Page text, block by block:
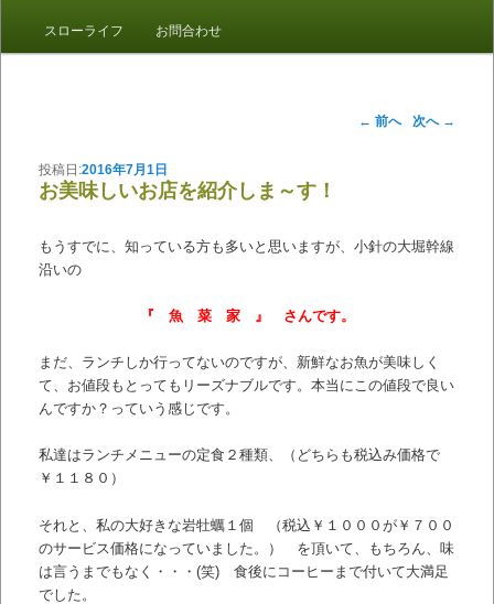
スローライフ お問合わせ
← 前へ 次へ →
お美味しいお店を紹介しま～す！
投稿日:2016年7月1日
もうすでに、知っている方も多いと思いますが、小針の大堀幹線
沿いの
『 魚 菜 家 』 さんです。
まだ、ランチしか行ってないのですが、新鮮なお魚が美味しく
て、お値段もとってもリーズナブルです。本当にこの値段で良い
んですか？っていう感じです。
私達はランチメニューの定食２種類、（どちらも税込み価格で
￥１１８０）
それと、私の大好きな岩牡蠣１個 （税込￥１０００が￥７００
のサービス価格になっていました。） を頂いて、もちろん、味
は言うまでもなく・・・(笑) 食後にコーヒーまで付いて大満足
でした。